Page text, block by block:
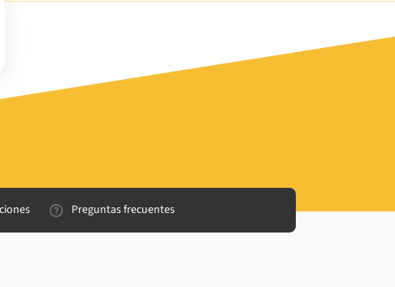
Preguntas frecuentes